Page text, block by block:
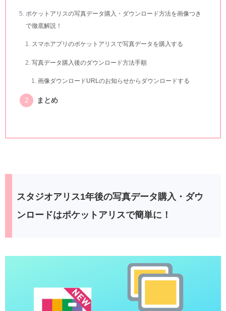
ポケットアリスの写真データ購入・ダウンロード方法を画像つき
で徹底解説！
スマホアプリのポケットアリスで写真データを購入する
写真データ購入後のダウンロード方法手順
画像ダウンロードURLのお知らせからダウンロードする
まとめ
スタジオアリス1年後の写真データ購入・ダウ
ンロードはポケットアリスで簡単に！